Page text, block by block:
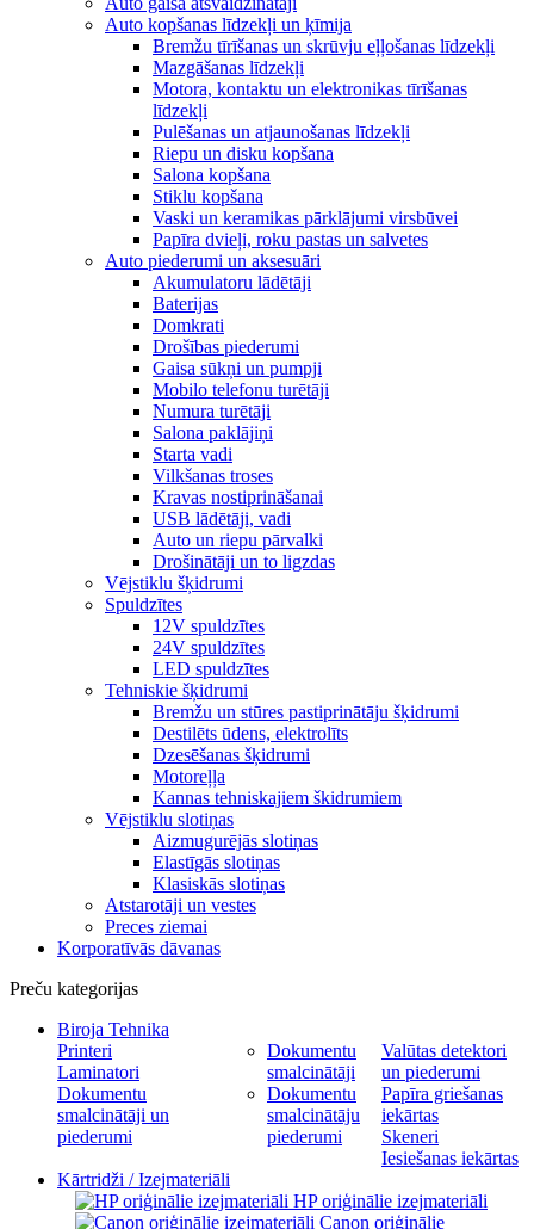
Auto kopšanas līdzekļi un ķīmija
Bremžu tīrīšanas un skrūvju eļļošanas līdzekļi
Mazgāšanas līdzekļi
Motora, kontaktu un elektronikas tīrīšanas
līdzekļi
Pulēšanas un atjaunošanas līdzekļi
Riepu un disku kopšana
Salona kopšana
Stiklu kopšana
Vaski un keramikas pārklājumi virsbūvei
Papīra dvieļi, roku pastas un salvetes
Auto piederumi un aksesuāri
Akumulatoru lādētāji
Baterijas
Domkrati
Drošības piederumi
Gaisa sūkņi un pumpji
Mobilo telefonu turētāji
Numura turētāji
Salona paklājiņi
Starta vadi
Vilkšanas troses
Kravas nostiprināšanai
USB lādētāji, vadi
Auto un riepu pārvalki
Drošinātāji un to ligzdas
Vējstiklu šķidrumi
Spuldzītes
12V spuldzītes
24V spuldzītes
LED spuldzītes
Tehniskie šķidrumi
Bremžu un stūres pastiprinātāju šķidrumi
Destilēts ūdens, elektrolīts
Dzesēšanas šķidrumi
Motoreļļa
Kannas tehniskajiem škidrumiem
Vējstiklu slotiņas
Aizmugurējās slotiņas
Elastīgās slotiņas
Klasiskās slotiņas
Atstarotāji un vestes
Preces ziemai
Korporatīvās dāvanas
Preču kategorijas
Biroja Tehnika
Printeri
Laminatori
Dokumentu
smalcinātāji un
piederumi
Dokumentu
smalcinātāji
Dokumentu
smalcinātāju
piederumi
Valūtas detektori
un piederumi
Papīra griešanas
iekārtas
Skeneri
Iesiešanas iekārtas
Kārtridži / Izejmateriāli
HP oriģinālie izejmateriāli
Canon oriģinālie